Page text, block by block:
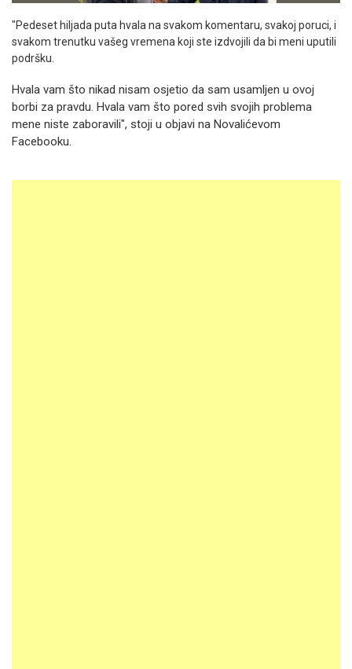
"Pedeset hiljada puta hvala na svakom komentaru, svakoj poruci, i
svakom trenutku vašeg vremena koji ste izdvojili da bi meni uputili
podršku.
Hvala vam što nikad nisam osjetio da sam usamljen u ovoj
borbi za pravdu. Hvala vam što pored svih svojih problema
mene niste zaboravili", stoji u objavi na Novalićevom
Facebooku.